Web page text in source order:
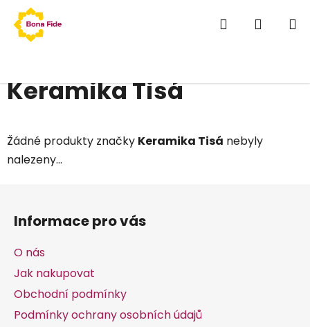
Přejít
obsah
Hledat
Keramika Tisá
Žádné produkty značky Keramika Tisá nebyly
nalezeny...
Informace pro vás
O nás
Jak nakupovat
Obchodní podmínky
Podmínky ochrany osobních údajů